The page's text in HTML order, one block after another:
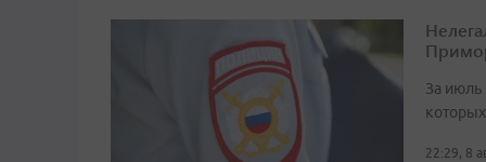
За июль
22:29, 8